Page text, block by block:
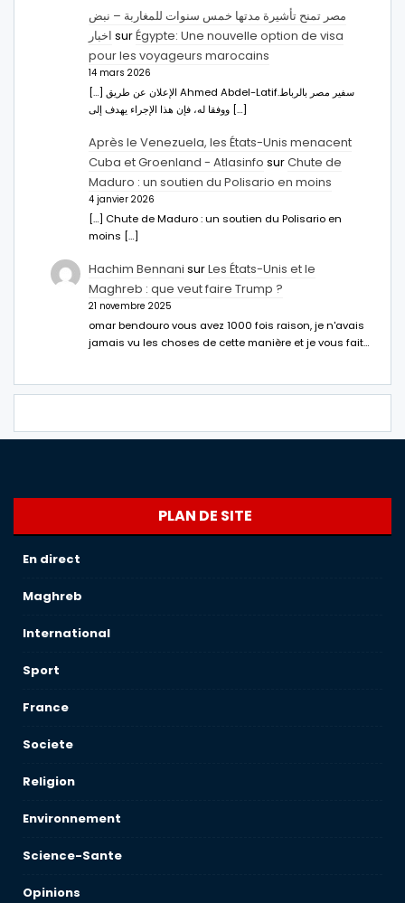
مصر تمنح تأشيرة مدتها خمس سنوات للمغاربة – نبض
اخبار surÉgypte: Une nouvelle option de visa
pour les voyageurs marocains
14 mars 2026
[…] الإعلان عن طريق Ahmed Abdel-Latifسفير مصر بالرباط.
ووفقا له، فإن هذا الإجراء يهدف إلى […]
Après le Venezuela, les États-Unis menacent
Cuba et Groenland - Atlasinfo surChute de
Maduro : un soutien du Polisario en moins
4 janvier 2026
[…] Chute de Maduro : un soutien du Polisario en
moins […]
Hachim Bennani surLes États-Unis et le
Maghreb : que veut faire Trump ?
21 novembre 2025
omar bendouro vous avez 1000 fois raison, je n'avais
jamais vu les choses de cette manière et je vous fait…
PLAN DE SITE
En direct
Maghreb
International
Sport
France
Societe
Religion
Environnement
Science-Sante
Opinions